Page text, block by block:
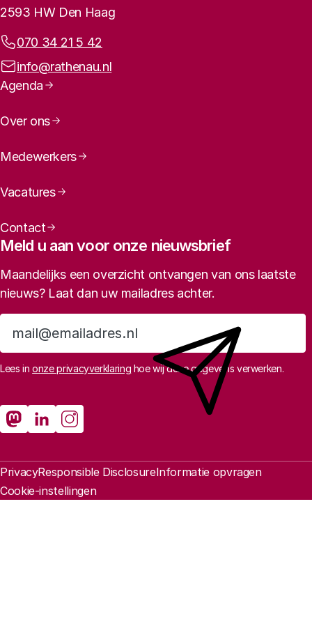
2593 HW Den Haag
Telefoonnummer:
070 34 21 5 42
E-mailadres:
info@rathenau.nl
Paginanavigatie
Agenda
Over ons
Medewerkers
Vacatures
Contact
Meld u aan voor onze nieuwsbrief
Maandelijks een overzicht ontvangen van ons laatste
nieuws? Laat dan uw mailadres achter.
Aanmelden
Lees inonze privacyverklaring hoe wij deze gegevens verwerken.
Sociale media
Rathenau Mastodon
Rathenau LinkedIn
Rathenau Instagram
Juridische informatie
PrivacyResponsible DisclosureInformatie opvragen
Cookie-instellingen